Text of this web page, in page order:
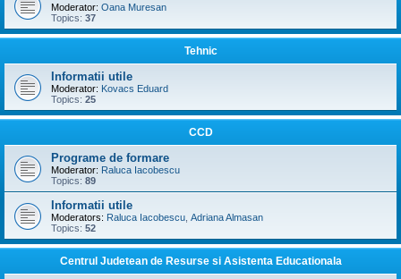
Moderator: Oana Muresan
Topics: 37
Tehnic
Informatii utile
Moderator: Kovacs Eduard
Topics: 25
CCD
Programe de formare
Moderator: Raluca Iacobescu
Topics: 89
Informatii utile
Moderators: Raluca Iacobescu Adriana Almasan
Topics: 52
Centrul Judetean de Resurse si Asistenta Educationala